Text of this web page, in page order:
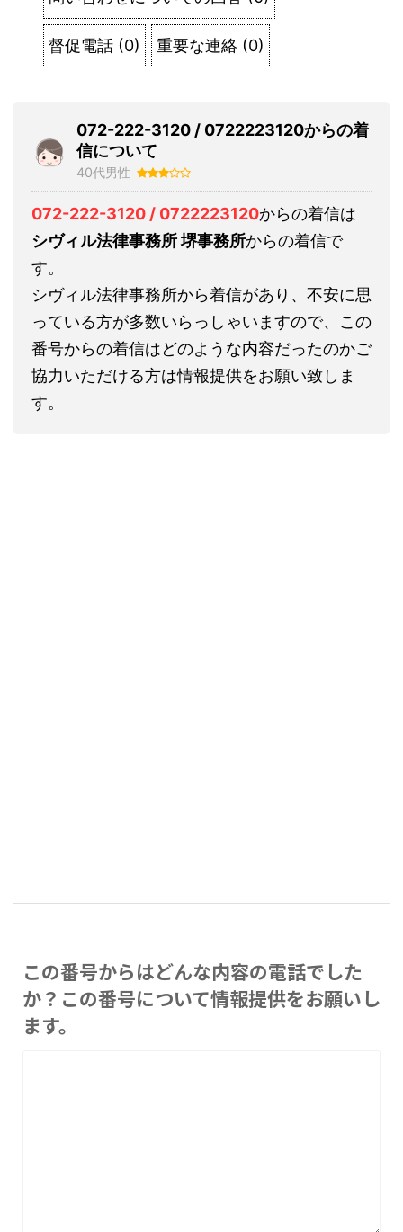
督促電話 (0) 重要な連絡 (0)
072-222-3120 / 0722223120からの着
信について
40代男性
072-222-3120 / 0722223120からの着信は
シヴィル法律事務所 堺事務所からの着信で
す。
シヴィル法律事務所から着信があり、不安に思
っている方が多数いらっしゃいますので、この
番号からの着信はどのような内容だったのかご
協力いただける方は情報提供をお願い致しま
す。
この番号からはどんな内容の電話でした
か？この番号について情報提供をお願いし
ます。